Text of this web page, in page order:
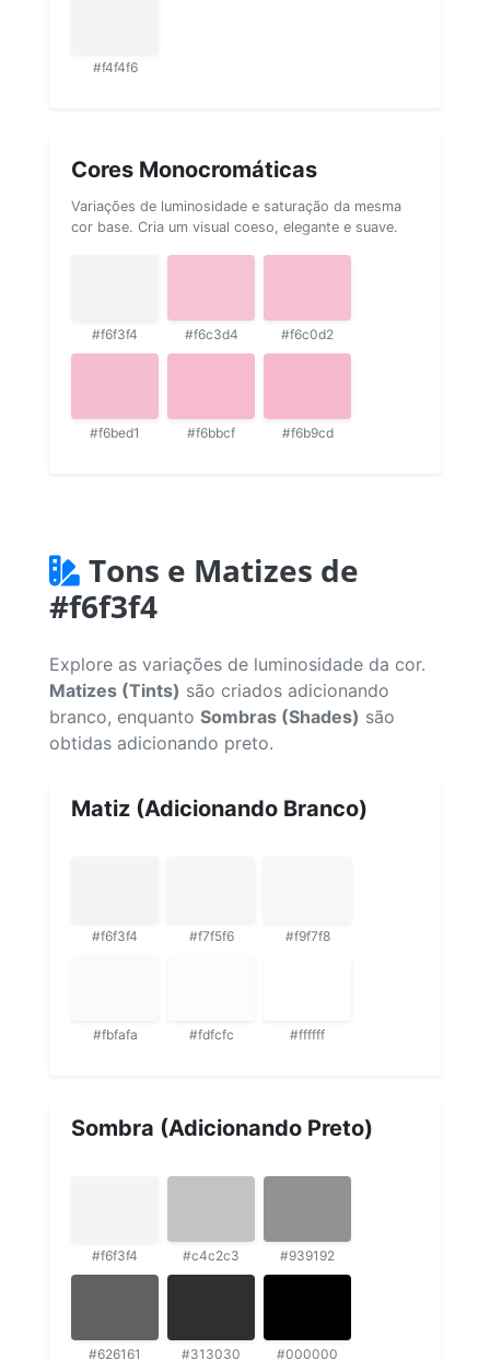
#f4f4f6
Cores Monocromáticas
Variações de luminosidade e saturação da mesma
cor base. Cria um visual coeso, elegante e suave.
#f6f3f4 #f6c3d4 #f6c0d2
#f6bed1 #f6bbcf #f6b9cd
Tons e Matizes de
#f6f3f4
Explore as variações de luminosidade da cor.
Matizes (Tints) são criados adicionando
branco, enquanto Sombras (Shades) são
obtidas adicionando preto.
Matiz (Adicionando Branco)
#f6f3f4 #f7f5f6 #f9f7f8
#fbfafa #fdfcfc #ffffff
Sombra (Adicionando Preto)
#f6f3f4 #c4c2c3 #939192
#626161 #313030 #000000